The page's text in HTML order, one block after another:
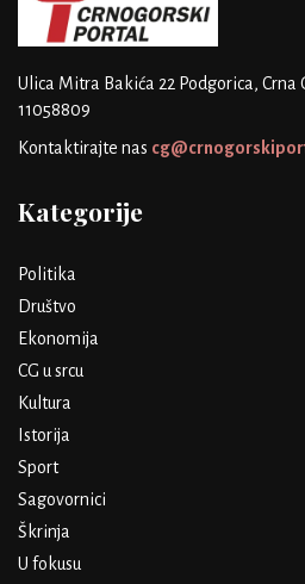
Ulica Mitra Bakića 22 Podgorica, Crna
11058809
Kontaktirajte nas
Kategorije
Politika
Društvo
Ekonomija
CG u srcu
Kultura
Istorija
Sport
Sagovornici
Škrinja
U fokusu